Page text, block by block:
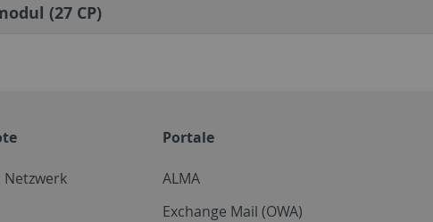
(27 CP)
Portale
ALMA
Exchange Mail (OWA)